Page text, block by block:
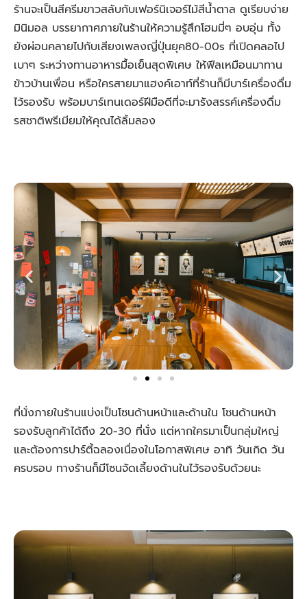
ร้านจะเป็นสีครีมขาวสลับกับเฟอร์นิเจอร์ไม้สีน้ำตาล ดูเรียบง่าย
มินิมอล บรรยากาศภายในร้านให้ความรู้สึกโฮมมี่ๆ อบอุ่น ทั้ง
ยังผ่อนคลายไปกับเสียงเพลงญี่ปุ่นยุค80-00s ที่เปิดคลอไป
เบาๆ ระหว่างทานอาหารมื้อเย็นสุดพิเศษ ให้ฟีลเหมือนมาทาน
ข้าวบ้านเพื่อน หรือใครสายมาแฮงค์เอาท์ที่ร้านก็มีบาร์เครื่องดื่ม
ไว้รองรับ พร้อมบาร์เทนเดอร์ฝีมือดีที่จะมารังสรรค์เครื่องดื่ม
รสชาติพรีเมียมให้คุณได้ลิ้มลอง
ที่นั่งภายในร้านแบ่งเป็นโซนด้านหน้าและด้านใน โซนด้านหน้า
รองรับลูกค้าได้ถึง 20-30 ที่นั่ง แต่หากใครมาเป็นกลุ่มใหญ่
และต้องการปาร์ตี้ฉลองเนื่องในโอกาสพิเศษ อาทิ วันเกิด วัน
ครบรอบ ทางร้านก็มีโซนจัดเลี้ยงด้านในไว้รองรับด้วยนะ